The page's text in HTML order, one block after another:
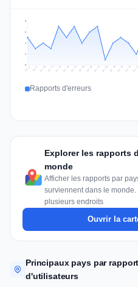
2
4
6
8
Jul 8 Jul 9 Jul 10 Jul 11 Jul 12 Jul 13 Jul 14 Jul 15 Jul 16 Jul 17 Jul 18 Jul 19 Jul 20 Jul 21 Jul 22
Rapports d'erreurs
Explorer les rapports
monde
Afficher les rapports par
surviennent dans le
plusieurs endroits
Ouvrir la
Principaux pays par
d'utilisateurs